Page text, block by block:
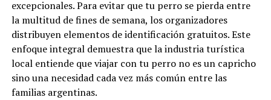
excepcionales. Para evitar que tu perro se pierda entre
la multitud de fines de semana, los organizadores
distribuyen elementos de identificación gratuitos. Este
enfoque integral demuestra que la industria turística
local entiende que viajar con tu perro no es un capricho
sino una necesidad cada vez más común entre las
familias argentinas.